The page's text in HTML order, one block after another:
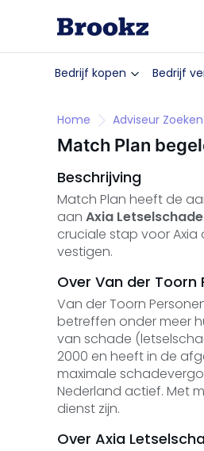
Bedrijf kopen Bedrijf
Home Adviseur Zoeken
Match Plan
Beschrijving
Match Plan heeft de
aan Axia Letselschade
cruciale stap voor
vestigen.
Over Van der Toorn
Van der Toorn
betreffen onder meer
van schade
2000 en heeft in de
maximale
Nederland actief. Met
dienst zijn.
Over Axia